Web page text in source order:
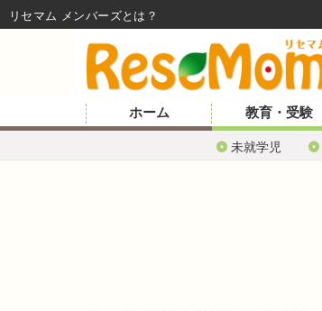
ホーム 教育・受験
未就学児
リセマム メンバーズ